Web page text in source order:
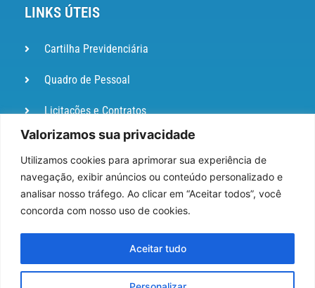
Valorizamos sua privacidade
Utilizamos cookies para aprimorar sua experiência de
navegação, exibir anúncios ou conteúdo personalizado e
analisar nosso tráfego. Ao clicar em “Aceitar todos”, você
concorda com nosso uso de cookies.
Aceitar tudo
LINKS ÚTEIS
Cartilha Previdenciária
Quadro de Pessoal
Licitações e Contratos
Portal de
Ouvidoria
DIÁRIO
OFICIAL
Pesquisa de Satisfação
Webmail